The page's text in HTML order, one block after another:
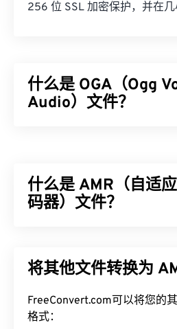
256 位 SSL 加密保护，并在几
什么是 OGA（Ogg
Audio）文件？
机制的名称。OGA 是 免费的、
利。
VLC 媒体播放器是打开 OGA
可以打开 OGA 文件的程序包括
OGA 可以在Windows Media
DirectShow
什么是 AMR（自适
码器）文件？
此非常适合语音录制和广播。
如何打开 AMR 文件？
将其他文件转换为
FreeConvert.com可以将您的
格式：